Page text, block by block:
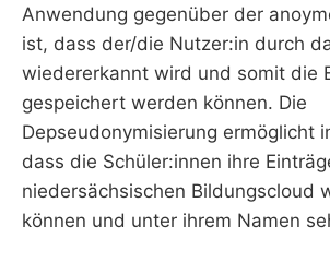
Anwendung gegenüber der
ist, dass der/die Nutzer:in durch
wiedererkannt wird und somit die
gespeichert werden können. Die
Depseudonymisierung ermöglicht
dass die Schüler:innen ihre
niedersächsischen Bildungscloud
können und unter ihrem Namen